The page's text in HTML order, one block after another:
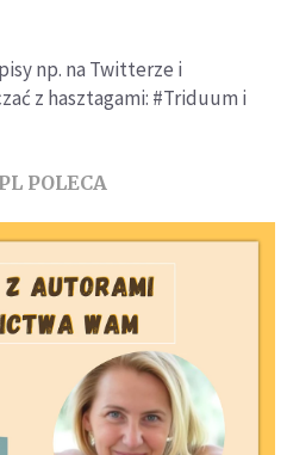
np. na Twitterze i
z hasztagami: #Triduum i
POLECA